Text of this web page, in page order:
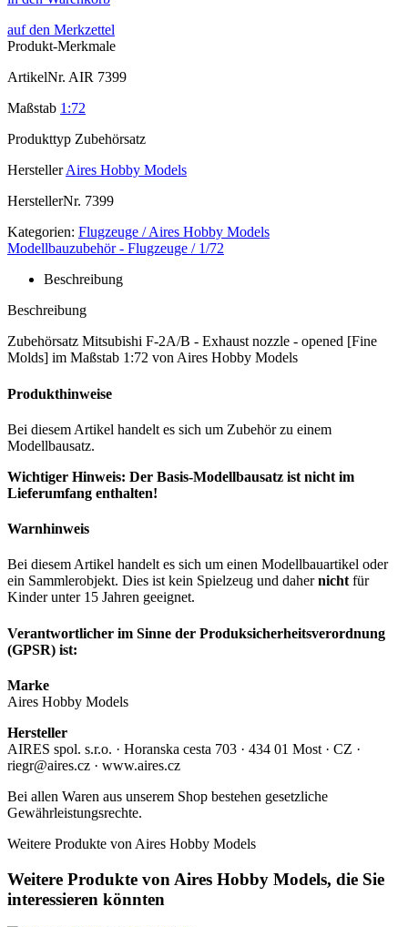
auf den Merkzettel
Produkt-Merkmale
ArtikelNr. AIR 7399
Maßstab 1:72
Produkttyp Zubehörsatz
Hersteller Aires Hobby Models
HerstellerNr. 7399
Kategorien: Flugzeuge / Aires Hobby Models
Modellbauzubehör - Flugzeuge / 1/72
Beschreibung
Beschreibung
Zubehörsatz Mitsubishi F-2A/B - Exhaust nozzle - opened [Fine
Molds] im Maßstab 1:72 von Aires Hobby Models
Produkthinweise
Bei diesem Artikel handelt es sich um Zubehör zu einem
Modellbausatz.
Wichtiger Hinweis: Der Basis-Modellbausatz ist nicht im
Lieferumfang enthalten!
Warnhinweis
Bei diesem Artikel handelt es sich um einen Modellbauartikel oder
ein Sammlerobjekt. Dies ist kein Spielzeug und dahernicht für
Kinder unter 15 Jahren geeignet.
Verantwortlicher im Sinne der Produksicherheitsverordnung
(GPSR) ist:
Marke
Aires Hobby Models
Hersteller
AIRES spol. s.r.o. · Horanska cesta 703 · 434 01 Most · CZ ·
riegr@aires.cz · www.aires.cz
Bei allen Waren aus unserem Shop bestehen gesetzliche
Gewährleistungsrechte.
Weitere Produkte von Aires Hobby Models
Weitere Produkte von Aires Hobby Models, die Sie
interessieren könnten